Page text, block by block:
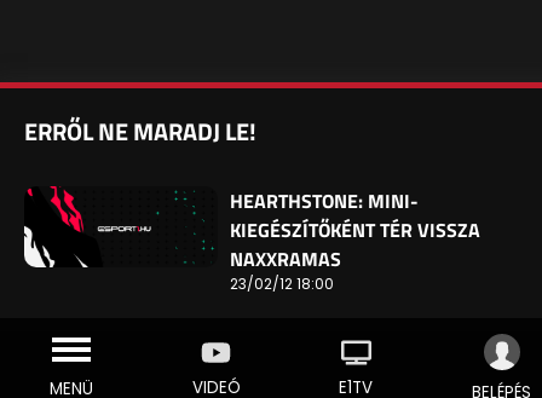
MENÜ VIDEÓ E1TV BELÉPÉS
ERRŐL NE MARADJ LE!
HEARTHSTONE: MINI-
KIEGÉSZÍTŐKÉNT TÉR VISSZA
NAXXRAMAS
23/02/12 18:00